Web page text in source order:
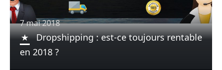
7 mai 2018
Dropshipping : est-ce toujours rentable
en 2018 ?